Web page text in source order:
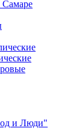
и Люди"